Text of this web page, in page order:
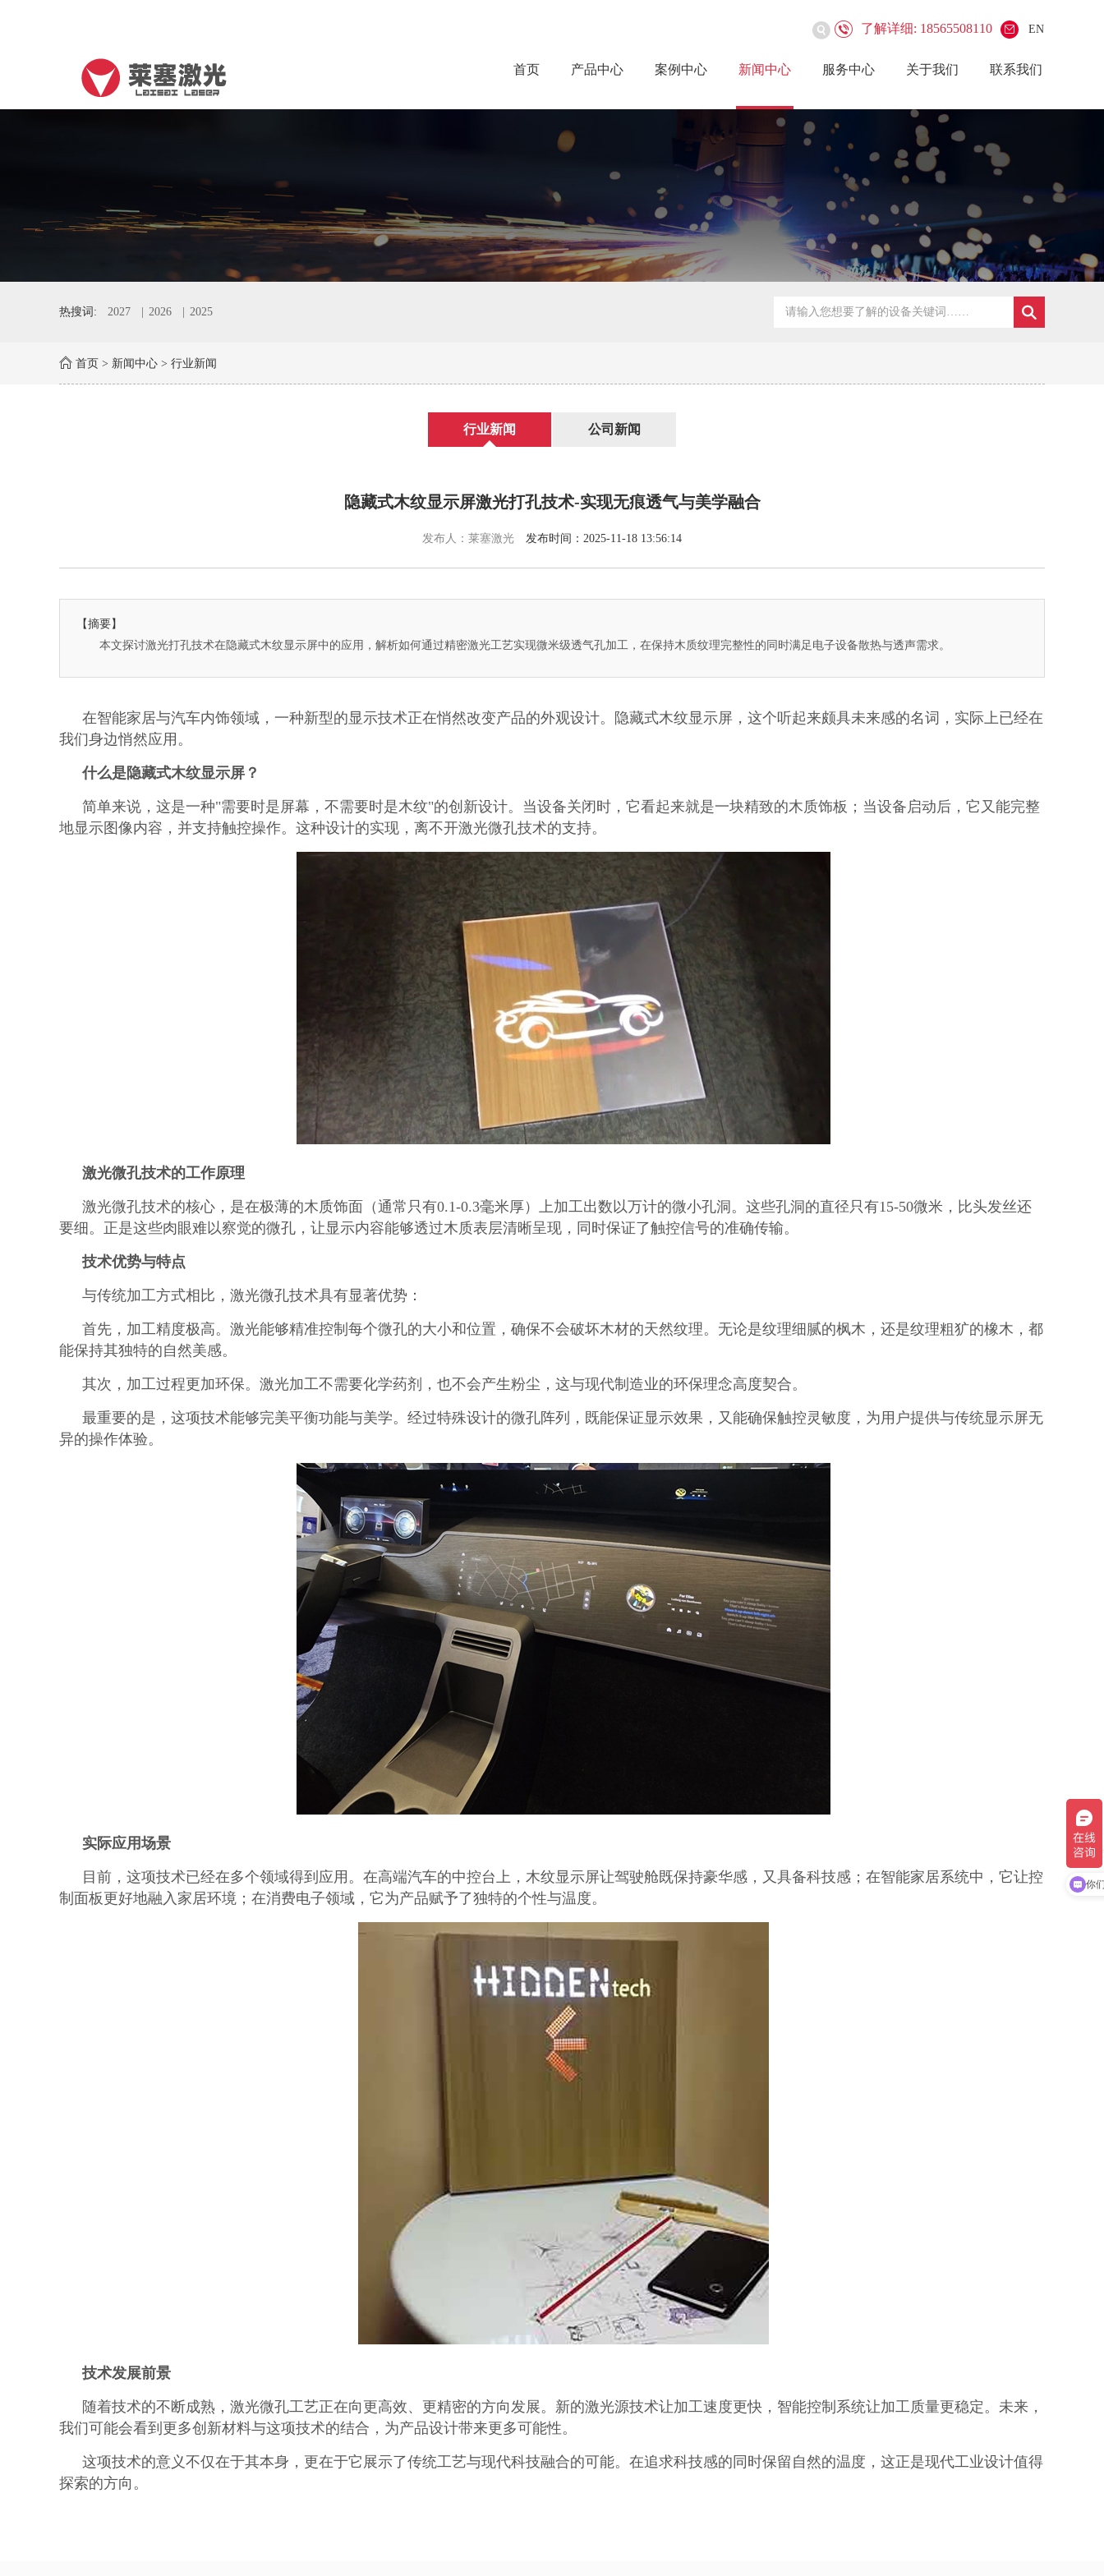
EN
了解详细: 18565508110
首页 产品中心 案例中心 新闻中心 服务中心 关于我们 联系我们
热搜词: 2027 2026 2025
首页 > 新闻中心 > 行业新闻
行业新闻 公司新闻
隐藏式木纹显示屏激光打孔技术-实现无痕透气与美学融合
发布人：莱塞激光 发布时间：2025-11-18 13:56:14
【摘要】
本文探讨激光打孔技术在隐藏式木纹显示屏中的应用，解析如何通过精密激光工艺实现微米级透气孔加工，在保持木质纹理完整性的同时满足电子设备散热与透声需求。
在智能家居与汽车内饰领域，一种新型的显示技术正在悄然改变产品的外观设计。隐藏式木纹显示屏，这个听起来颇具未来感的名词，实际上已经在
我们身边悄然应用。
什么是隐藏式木纹显示屏？
简单来说，这是一种"需要时是屏幕，不需要时是木纹"的创新设计。当设备关闭时，它看起来就是一块精致的木质饰板；当设备启动后，它又能完整
地显示图像内容，并支持触控操作。这种设计的实现，离不开激光微孔技术的支持。
激光微孔技术的工作原理
激光微孔技术的核心，是在极薄的木质饰面（通常只有0.1-0.3毫米厚）上加工出数以万计的微小孔洞。这些孔洞的直径只有15-50微米，比头发丝还
要细。正是这些肉眼难以察觉的微孔，让显示内容能够透过木质表层清晰呈现，同时保证了触控信号的准确传输。
技术优势与特点
与传统加工方式相比，激光微孔技术具有显著优势：
首先，加工精度极高。激光能够精准控制每个微孔的大小和位置，确保不会破坏木材的天然纹理。无论是纹理细腻的枫木，还是纹理粗犷的橡木，都
能保持其独特的自然美感。
其次，加工过程更加环保。激光加工不需要化学药剂，也不会产生粉尘，这与现代制造业的环保理念高度契合。
最重要的是，这项技术能够完美平衡功能与美学。经过特殊设计的微孔阵列，既能保证显示效果，又能确保触控灵敏度，为用户提供与传统显示屏无
异的操作体验。
实际应用场景
目前，这项技术已经在多个领域得到应用。在高端汽车的中控台上，木纹显示屏让驾驶舱既保持豪华感，又具备科技感；在智能家居系统中，它让控
制面板更好地融入家居环境；在消费电子领域，它为产品赋予了独特的个性与温度。
技术发展前景
随着技术的不断成熟，激光微孔工艺正在向更高效、更精密的方向发展。新的激光源技术让加工速度更快，智能控制系统让加工质量更稳定。未来，
我们可能会看到更多创新材料与这项技术的结合，为产品设计带来更多可能性。
这项技术的意义不仅在于其本身，更在于它展示了传统工艺与现代科技融合的可能。在追求科技感的同时保留自然的温度，这正是现代工业设计值得
探索的方向。
激